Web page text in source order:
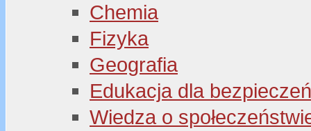
Chemia
Fizyka
Geografia
Edukacja dla
Wiedza o